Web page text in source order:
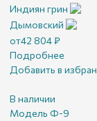
Индиян грин
Дымовский
от42 804₽
Подробнее
Добавить в
В наличии
Модель Ф-9